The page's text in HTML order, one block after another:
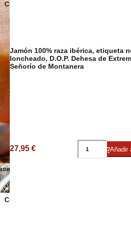
Conservas Ecológicas
Conservas Veganas
Jamón 100% raza ibérica, etiqueta
loncheado, D.O.P. Dehesa de
Señorío de Montanera
27,95 € Añadir